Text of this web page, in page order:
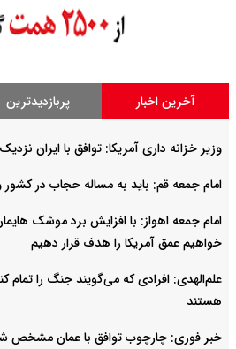
آخرین اخبار پربازدیدترین
وزیر خزانه داری آمریکا: توافق با ایران
امام جمعه قم: باید به مساله حجاب در
خواهیم عمق آمریکا را هدف قرار دهیم
علم‌الهدی: افرادی که می‌گویند جنگ را تمام
هستند
خبر فوری: چارچوب توافق با عمان مشخص